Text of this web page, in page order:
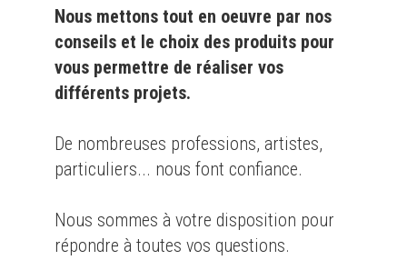
Nous mettons tout en oeuvre par nos
conseils et le choix des produits pour
vous permettre de réaliser vos
différents projets.
De nombreuses professions, artistes,
particuliers... nous font confiance.
Nous sommes à votre disposition pour
répondre à toutes vos questions.